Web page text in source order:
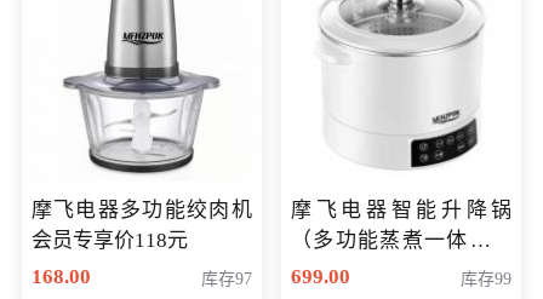
摩飞电器多功能绞肉机
会员专享价118元
168.00
库存97
摩飞电器智能升降锅
（多功能蒸煮一体锅）
（智能升降养生锅） 会
699.00 库存99